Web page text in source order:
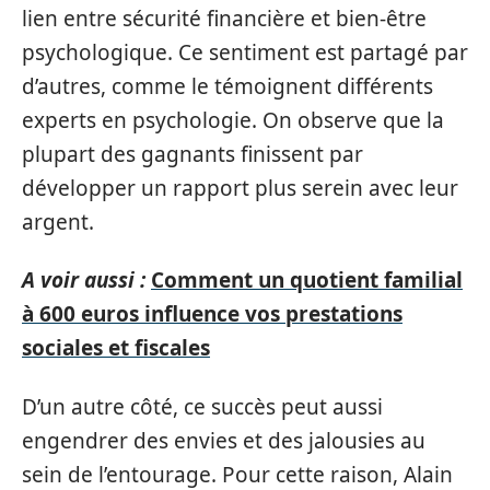
lien entre sécurité financière et bien-être
psychologique. Ce sentiment est partagé par
d’autres, comme le témoignent différents
experts en psychologie. On observe que la
plupart des gagnants finissent par
développer un rapport plus serein avec leur
argent.
A voir aussi : Comment un quotient familial
à 600 euros influence vos prestations
sociales et fiscales
D’un autre côté, ce succès peut aussi
engendrer des envies et des jalousies au
sein de l’entourage. Pour cette raison, Alain